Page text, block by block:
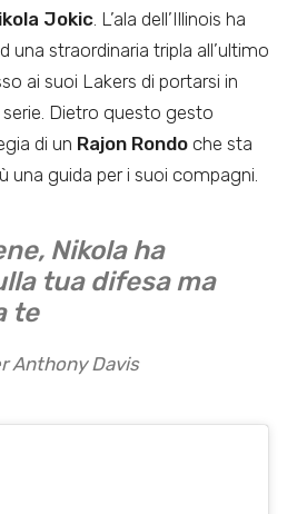
Jokic . L’ala dell’Illinois ha
una straordinaria tripla all’ultimo
ai suoi Lakers di portarsi in
serie. Dietro questo gesto
di un Rajon Rondo che sta
una guida per i suoi compagni.
Nikola ha
tua difesa ma
te
Anthony Davis